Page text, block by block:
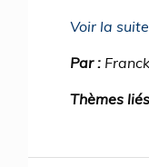
Voir la suite
Par :
Thèmes